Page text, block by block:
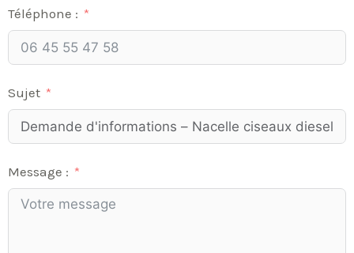
Téléphone :
Sujet
Message :